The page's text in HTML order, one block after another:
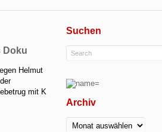
Suchen
Archiv
Archiv
Doku
Helmut
mit K